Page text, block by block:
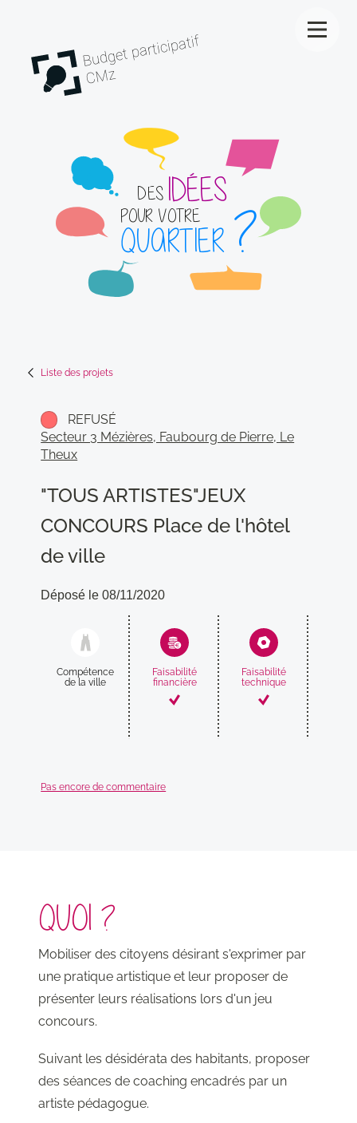
Budget participatif
CMz
Liste des projets
REFUSÉ
Secteur 3 Mézières, Faubourg de Pierre, Le
Theux
"TOUS ARTISTES"JEUX
CONCOURS Place de l'hôtel
de ville
Déposé le 08/11/2020
Compétence
de la ville
Faisabilité
financière
Faisabilité
technique
Pas encore de commentaire
POUR VOTRE
IDÉES
QUARTIER ?
DES
QUOI ?
Mobiliser des citoyens désirant s'exprimer par
une pratique artistique et leur proposer de
présenter leurs réalisations lors d'un jeu
concours.
Suivant les désidérata des habitants, proposer
des séances de coaching encadrés par un
artiste pédagogue.